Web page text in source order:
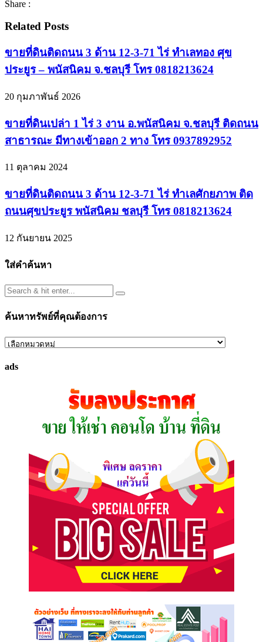
Share :
Related Posts
ขายที่ดินติดถนน 3 ด้าน 12-3-71 ไร่ ทำเลทอง ศุข
ประยูร – พนัสนิคม จ.ชลบุรี โทร 0818213624
20 กุมภาพันธ์ 2026
ขายที่ดินเปล่า 1 ไร่ 3 งาน อ.พนัสนิคม จ.ชลบุรี ติดถนน
สาธารณะ มีทางเข้าออก 2 ทาง โทร 0937892952
11 ตุลาคม 2024
ขายที่ดินติดถนน 3 ด้าน 12-3-71 ไร่ ทำเลศักยภาพ ติด
ถนนศุขประยูร พนัสนิคม ชลบุรี โทร 0818213624
12 กันยายน 2025
ใส่คำค้นหา
ค้นหาทรัพย์ที่คุณต้องการ
ค้นหา
ที่
ads